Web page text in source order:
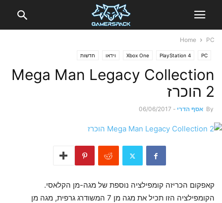
Home PC
PC
PlayStation 4
Xbox One וידאו חדשות
Mega Man Legacy Collection
2 הוכרז
By אסף הדרי -
06/06/2017
קאפקום הכריזה קומפילציה נוספת של מגה-מן הקלאסי.
הקומפילציה הזו תכיל את מגה מן 7 המשודרג גרפית, מגה מן